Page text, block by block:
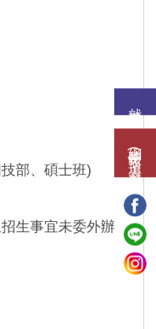
網路報名(填表)系統
部、碩士班)
生事宜未委外辦